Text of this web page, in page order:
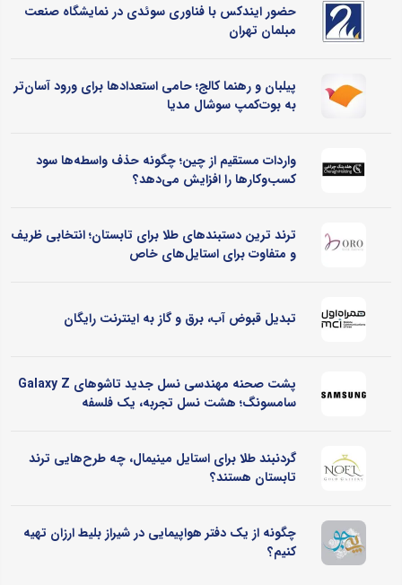
حضور ایندکس با فناوری سوئدی در نمایشگاه صنعت
مبلمان تهران
پیلبان و رهنما کالج؛ حامی استعدادها برای ورود آسان‌تر
به بوت‌کمپ سوشال مدیا
واردات مستقیم از چین؛ چگونه حذف واسطه‌ها سود
کسب‌وکارها را افزایش می‌دهد؟
ترند ترین دستبندهای طلا برای تابستان؛ انتخابی ظریف
و متفاوت برای استایل‌های خاص
تبدیل قبوض آب، برق و گاز به اینترنت رایگان
پشت صحنه مهندسی نسل جدید تاشوهای Galaxy Z
سامسونگ؛ هشت نسل تجربه، یک فلسفه
گردنبند طلا برای استایل مینیمال، چه طرح‌هایی ترند
تابستان هستند؟
چگونه از یک دفتر هواپیمایی در شیراز بلیط ارزان تهیه
کنیم؟